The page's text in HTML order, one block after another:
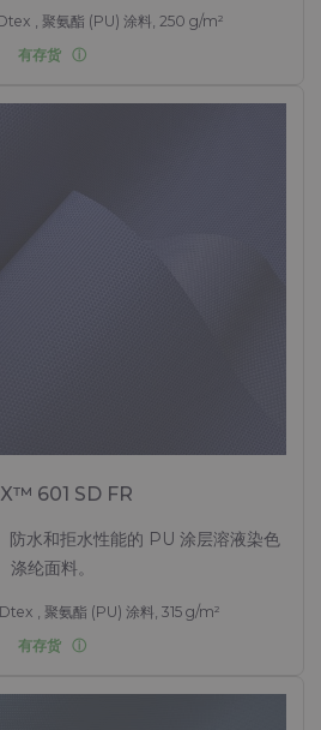
, 聚氨酯 (PU) 涂料, 250 g/m²
有存货
601 SD FR
防水和拒水性能的 PU 涂层溶液染色
涤纶面料。
, 聚氨酯 (PU) 涂料, 315 g/m²
有存货